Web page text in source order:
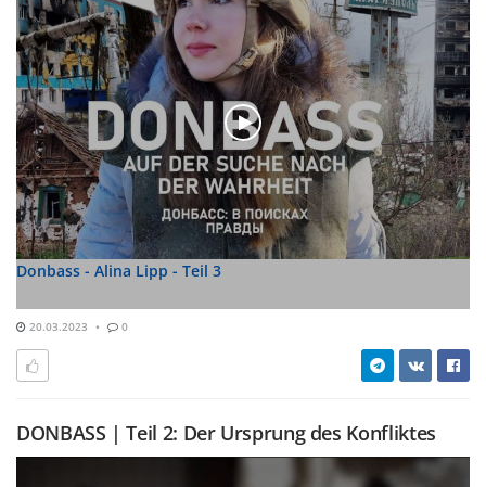
Donbass - Alina Lipp - Teil 3
20.03.2023 0
DONBASS | Teil 2: Der Ursprung des Konfliktes